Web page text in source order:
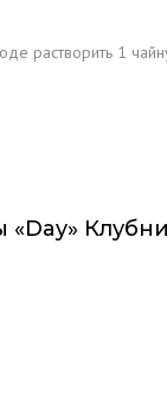
растворить 1